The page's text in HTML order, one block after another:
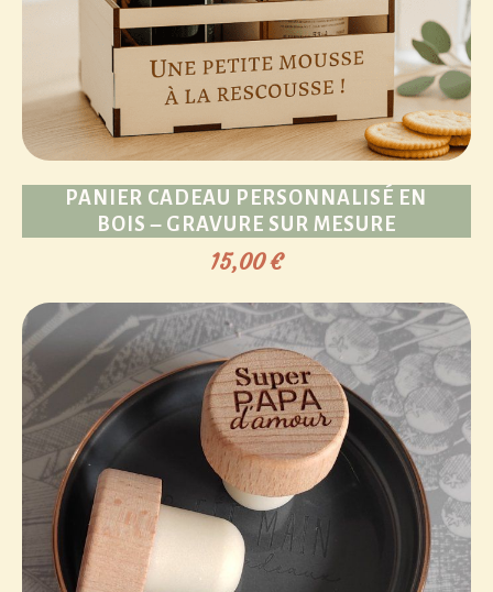
PANIER CADEAU PERSONNALISÉ EN
BOIS – GRAVURE SUR MESURE
15,00€